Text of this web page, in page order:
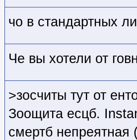
чо в стандартных
Че вы хотели от
>зосчиты тут от
Зоощита есцб.
смертб непреятная